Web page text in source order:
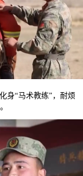
身“马术教练”，耐烦